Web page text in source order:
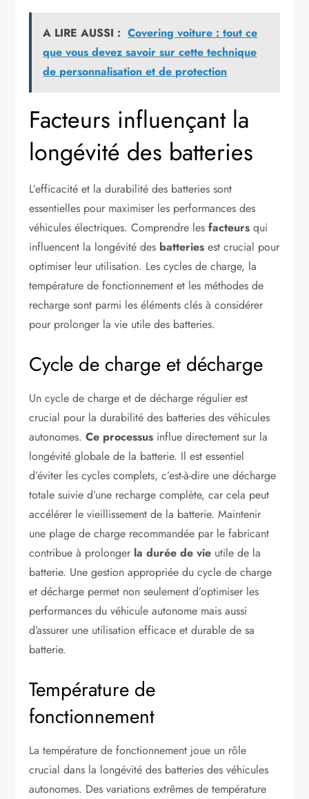
A LIRE AUSSI : Covering voiture : tout ce
que vous devez savoir sur cette technique
de personnalisation et de protection
Facteurs influençant la
longévité des batteries
L’efficacité et la durabilité des batteries sont
essentielles pour maximiser les performances des
véhicules électriques. Comprendre lesfacteurs qui
influencent la longévité des batteries est crucial pour
optimiser leur utilisation. Les cycles de charge, la
température de fonctionnement et les méthodes de
recharge sont parmi les éléments clés à considérer
pour prolonger la vie utile des batteries.
Cycle de charge et décharge
Un cycle de charge et de décharge régulier est
crucial pour la durabilité des batteries des véhicules
autonomes.Ce processus influe directement sur la
longévité globale de la batterie. Il est essentiel
d’éviter les cycles complets, c’est-à-dire une décharge
totale suivie d’une recharge complète, car cela peut
accélérer le vieillissement de la batterie. Maintenir
une plage de charge recommandée par le fabricant
contribue à prolonger la durée de vie utile de la
batterie. Une gestion appropriée du cycle de charge
et décharge permet non seulement d’optimiser les
performances du véhicule autonome mais aussi
d’assurer une utilisation efficace et durable de sa
batterie.
Température de
fonctionnement
La température de fonctionnement joue un rôle
crucial dans la longévité des batteries des véhicules
autonomes. Des variations extrêmes de température